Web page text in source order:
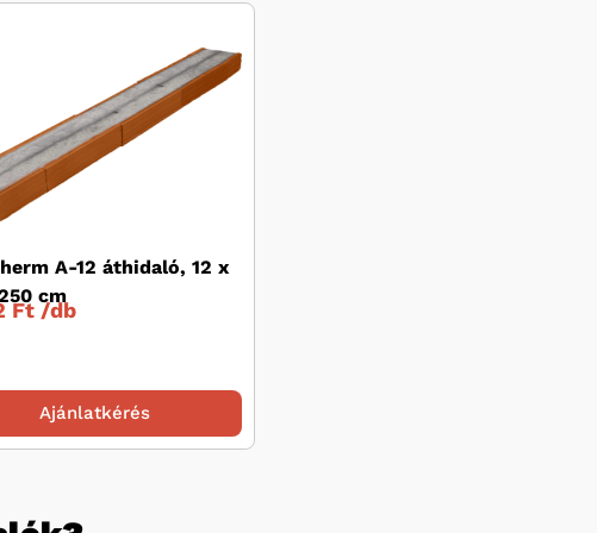
A-12 áthidaló, 12 x
cm
Ft /db
Ajánlatkérés